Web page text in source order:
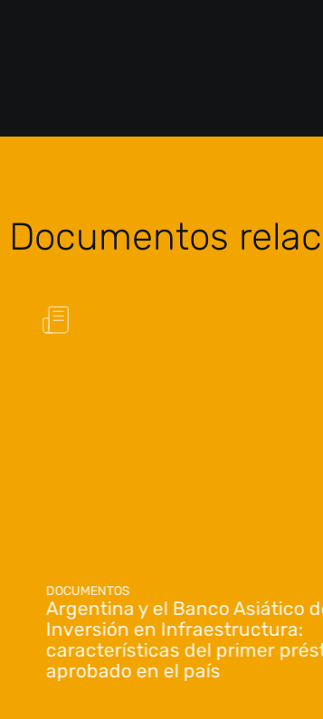
Documentos
DOCUMENTOS
Argentina y el Banco Asiático
Inversión en Infraestructura:
características del primer
aprobado en el país